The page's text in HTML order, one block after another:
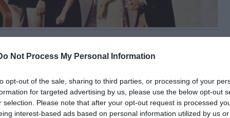
Not Process My Personal Information
opt-out of the sale, sharing to third parties, or processing of your
for targeted advertising by us, please use the below opt-out
selection. Please note that after your opt-out request is processed
interest-based ads based on personal information utilized by us
στις οθόνες μας. Η άνοδος του διάσημου ιταλικού οίκου
και το έπος της οικογένειας Gucci θα
που θα παραχθεί από την ιταλική θυγατρική του
ρωμαϊκή ανεξάρτητη εταιρεία παραγωγής Alcor Film, την
ο δισέγγονος του ιδρυτή Guccio Gucci.